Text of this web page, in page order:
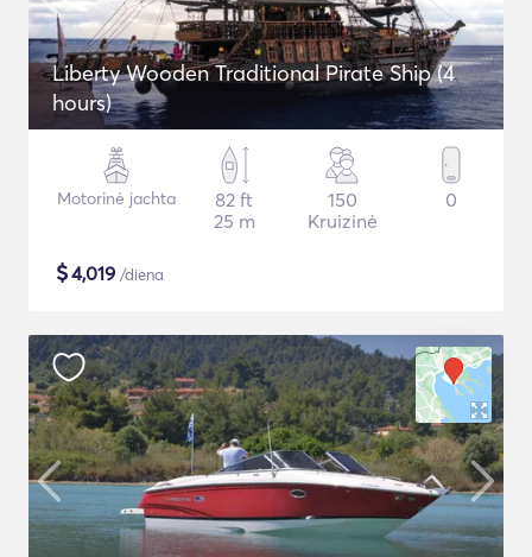
Liberty Wooden Traditional Pirate Ship (4
hours)
Motorinė jachta
82 ft
25 m
150
Kruizinė
0
$4,019 /diena